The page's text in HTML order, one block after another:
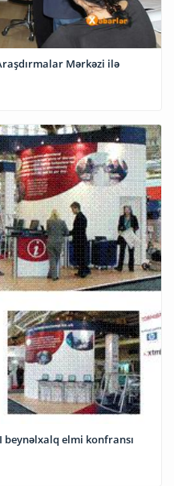
Mərkəzi ilə
beynəlxalq elmi konfransı